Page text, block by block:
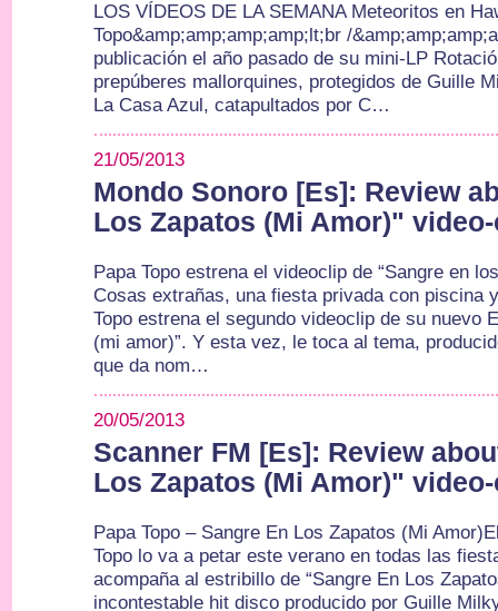
LOS VÍDEOS DE LA SEMANA Meteoritos en
Topo&amp;amp;amp;amp;lt;br /
publicación el año pasado de su mini-LP
prepúberes mallorquines, protegidos de Guille
La Casa Azul, catapultados por C…
21/05/2013
Mondo Sonoro [Es]: Review
Los Zapatos (Mi Amor)"
Papa Topo estrena el videoclip de “Sangre en
Cosas extrañas, una fiesta privada con piscina
Topo estrena el segundo videoclip de su nuevo
(mi amor)”. Y esta vez, le toca al tema,
que da nom…
20/05/2013
Scanner FM [Es]: Review
Los Zapatos (Mi Amor)"
Papa Topo – Sangre En Los Zapatos (Mi
Topo lo va a petar este verano en todas las
acompaña al estribillo de “Sangre En Los
incontestable hit disco producido por Guille